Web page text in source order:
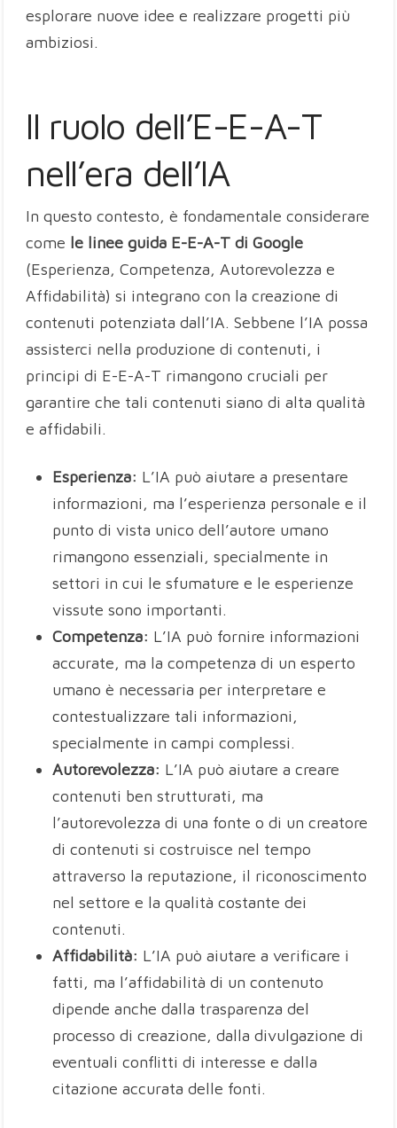
esplorare nuove idee e realizzare progetti più
ambiziosi.
Il ruolo dell’E-E-A-T
nell’era dell’IA
In questo contesto, è fondamentale considerare
come le linee guida E-E-A-T di Google
(Esperienza, Competenza, Autorevolezza e
Affidabilità) si integrano con la creazione di
contenuti potenziata dall’IA. Sebbene l’IA possa
assisterci nella produzione di contenuti, i
principi di E-E-A-T rimangono cruciali per
garantire che tali contenuti siano di alta qualità
e affidabili.
Esperienza: L’IA può aiutare a presentare
informazioni, ma l’esperienza personale e il
punto di vista unico dell’autore umano
rimangono essenziali, specialmente in
settori in cui le sfumature e le esperienze
vissute sono importanti.
Competenza: L’IA può fornire informazioni
accurate, ma la competenza di un esperto
umano è necessaria per interpretare e
contestualizzare tali informazioni,
specialmente in campi complessi.
Autorevolezza: L’IA può aiutare a creare
contenuti ben strutturati, ma
l’autorevolezza di una fonte o di un creatore
di contenuti si costruisce nel tempo
attraverso la reputazione, il riconoscimento
nel settore e la qualità costante dei
contenuti.
Affidabilità: L’IA può aiutare a verificare i
fatti, ma l’affidabilità di un contenuto
dipende anche dalla trasparenza del
processo di creazione, dalla divulgazione di
eventuali conflitti di interesse e dalla
citazione accurata delle fonti.